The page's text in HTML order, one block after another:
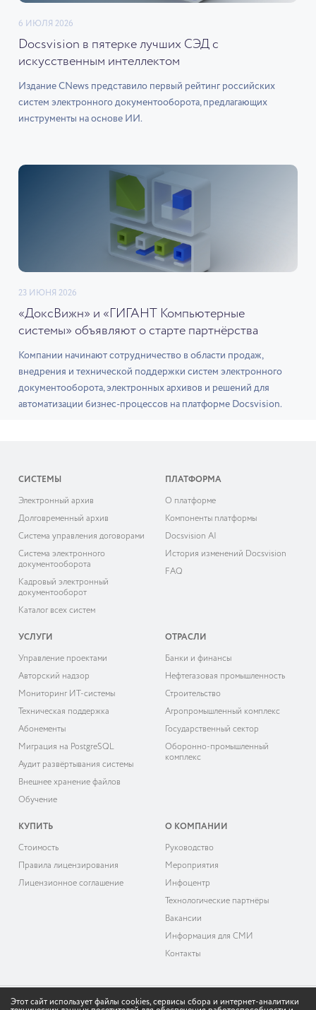
6 ИЮЛЯ 2026
Docsvision в пятерке лучших СЭД с
искусственным интеллектом
Издание CNews представило первый рейтинг российских
систем электронного документооборота, предлагающих
инструменты на основе ИИ.
23 ИЮНЯ 2026
«ДоксВижн» и «ГИГАНТ Компьютерные
системы» объявляют о старте партнёрства
Компании начинают сотрудничество в области продаж,
внедрения и технической поддержки систем электронного
документооборота, электронных архивов и решений для
автоматизации бизнес-процессов на платформе Docsvision.
СИСТЕМЫ
Электронный архив
Долговременный архив
Система управления договорами
Система электронного
документооборота
Кадровый электронный
документооборот
Каталог всех систем
ПЛАТФОРМА
О платформе
Компоненты платформы
Docsvision AI
История изменений Docsvision
FAQ
УСЛУГИ
Управление проектами
Авторский надзор
Мониторинг ИТ-системы
Техническая поддержка
Абонементы
Миграция на PostgreSQL
Аудит развёртывания системы
Внешнее хранение файлов
Обучение
ОТРАСЛИ
Банки и финансы
Нефтегазовая промышленность
Строительство
Агропромышленный комплекс
Государственный сектор
Оборонно-промышленный
комплекс
КУПИТЬ
Cтоимость
Правила лицензирования
Лицензионное соглашение
О КОМПАНИИ
Руководство
Мероприятия
Инфоцентр
Технологические партнёры
Вакансии
Информация для СМИ
Контакты
Этот сайт использует файлы cookies, сервисы сбора и интернет-аналитики